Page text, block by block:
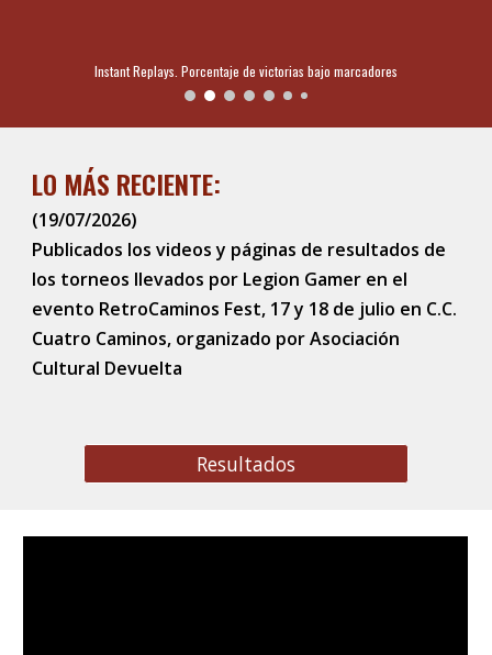
Instant Replays. Porcentaje de victorias bajo marcadores
LO MÁS RECIENTE:
(19/07/2026)
Publicados los videos y páginas de resultados de
los torneos llevados por Legion Gamer en el
evento RetroCaminos Fest, 17 y 18 de julio en C.C.
Cuatro Caminos, organizado por Asociación
Cultural Devuelta
Resultados